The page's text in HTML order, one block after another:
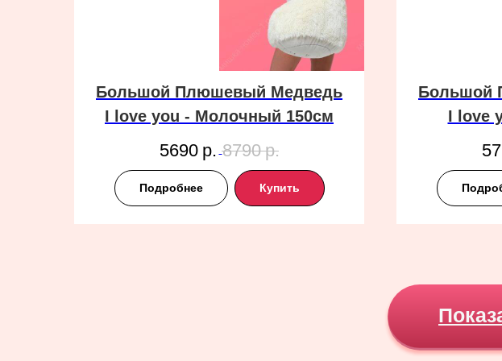
Большой Плюшевый Медведь
I love you - Молочный 150см
5690 р. 8790 р.
Подробнее Купить
Большой
I love